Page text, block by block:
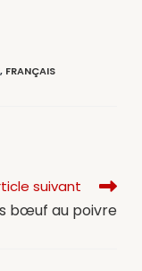
, FRANÇAIS
suivant
bœuf au poivre